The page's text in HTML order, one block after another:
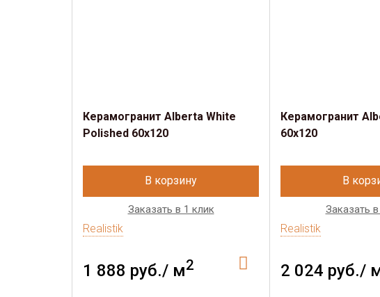
Керамогранит Alberta White
Polished 60x120
В корзину
Заказать в 1 клик
Realistik
1 888 руб./ м2
Керамогранит
60x120
В
Заказать
Realistik
2 024 руб./